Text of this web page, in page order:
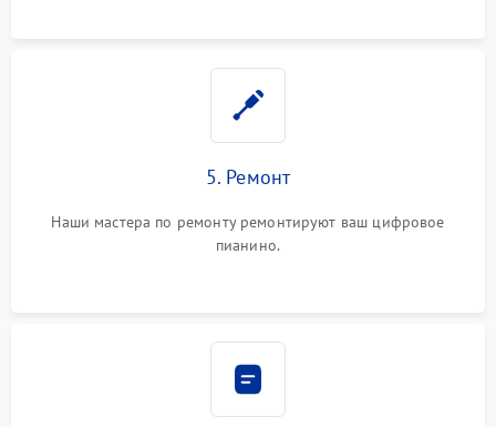
5. Ремонт
Наши мастера по ремонту ремонтируют ваш цифровое
пианино.